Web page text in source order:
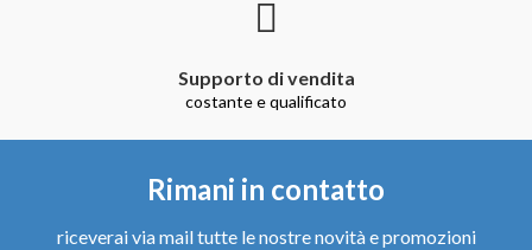
Supporto di vendita
costante e qualificato
Rimani in contatto
riceverai via mail tutte le nostre novità e promozioni